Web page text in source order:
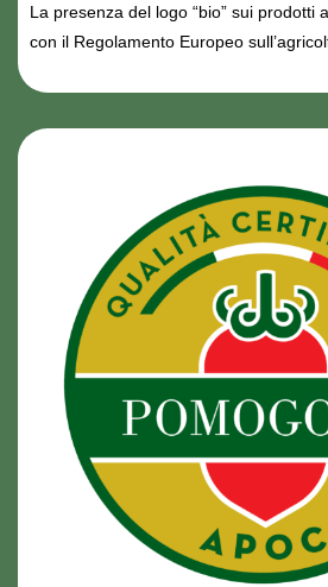
La presenza del logo “bio” sui prodotti
con il Regolamento Europeo